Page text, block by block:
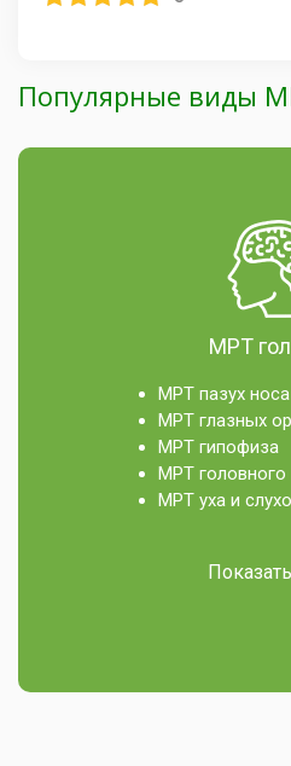
Популярные виды
МРТ
МРТ пазух носа
МРТ глазных
МРТ гипофиза
МРТ головного
МРТ уха и